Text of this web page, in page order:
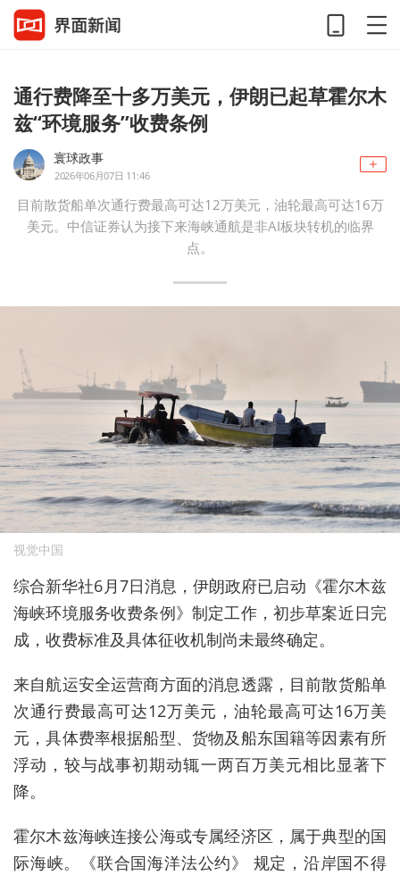
通行费降至十多万美元，伊朗已起草霍尔木
兹“环境服务”收费条例
寰球政事
2026年06月07日 11:46
目前散货船单次通行费最高可达12万美元，油轮最高可达16万
美元。中信证券认为接下来海峡通航是非AI板块转机的临界
点。
视觉中国
综合新华社6月7日消息，伊朗政府已启动《霍尔木兹
海峡环境服务收费条例》制定工作，初步草案近日完
成，收费标准及具体征收机制尚未最终确定。
来自航运安全运营商方面的消息透露，目前散货船单
次通行费最高可达12万美元，油轮最高可达16万美
元，具体费率根据船型、货物及船东国籍等因素有所
浮动，较与战事初期动辄一两百万美元相比显著下
降。
霍尔木兹海峡连接公海或专属经济区，属于典型的国
际海峡。《联合国海洋法公约》 规定，沿岸国不得